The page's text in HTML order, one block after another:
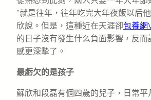
“就是往年，往年吃完大年夜飯以后
欣說。但是，這種近在天涯卻包養網
的日子沒有發生什么負面影響，反而
感更深摯了。
最虧欠的是孩子
蘇欣和段磊有個四歲的兒子，日常平